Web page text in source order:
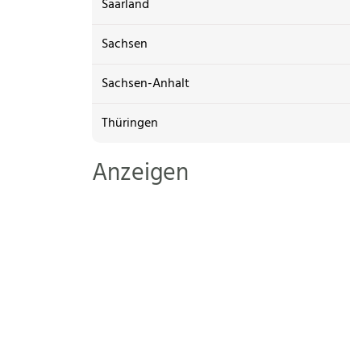
Saarland
Sachsen
Sachsen-Anhalt
Thüringen
Anzeigen